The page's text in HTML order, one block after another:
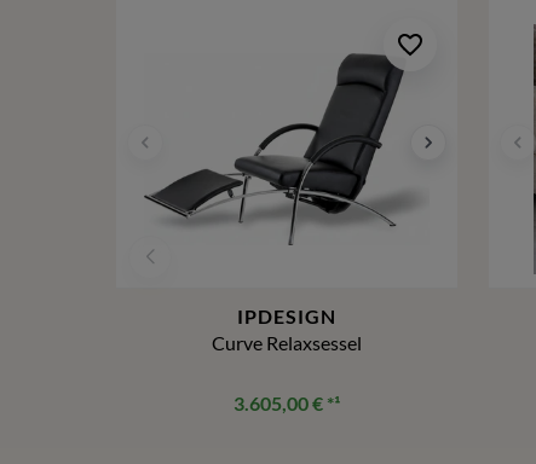
IPDESIGN
Curve Relaxsessel
3.605,00 € *¹